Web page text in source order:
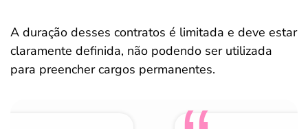
A duração desses contratos é limitada e deve estar
claramente definida, não podendo ser utilizada
para preencher cargos permanentes.